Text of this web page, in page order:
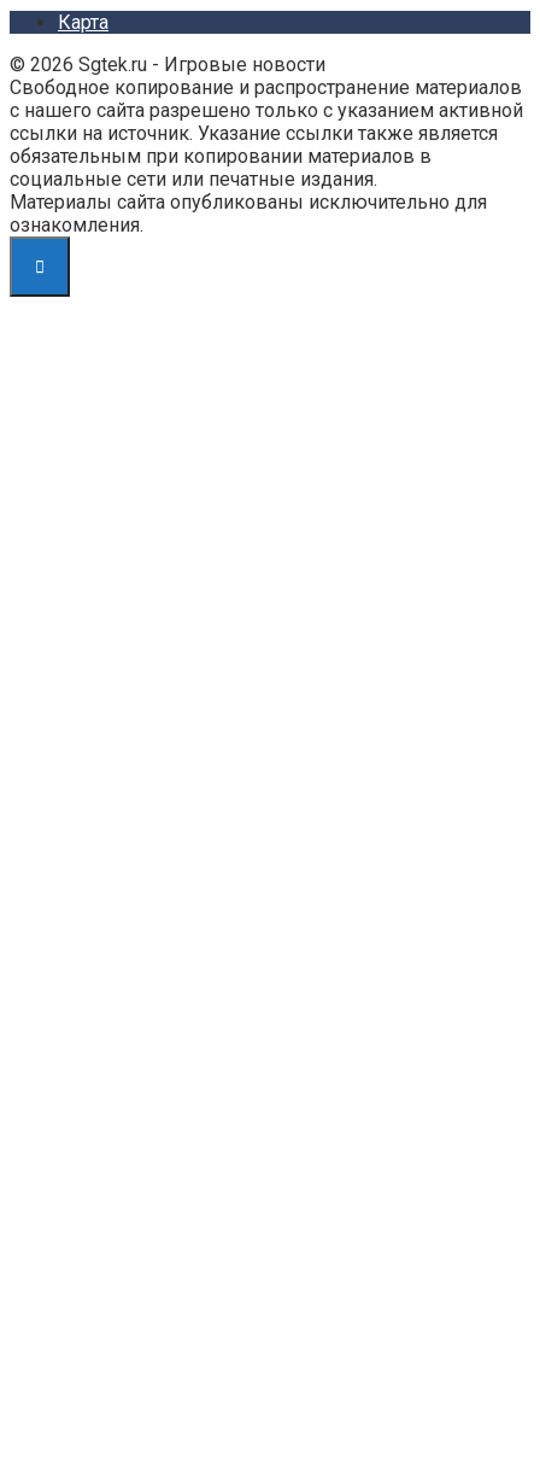
Карта
© 2026 Sgtek.ru - Игровые новости
Свободное копирование и распространение материалов
с нашего сайта разрешено только с указанием активной
ссылки на источник. Указание ссылки также является
обязательным при копировании материалов в
социальные сети или печатные издания.
Материалы сайта опубликованы исключительно для
ознакомления.